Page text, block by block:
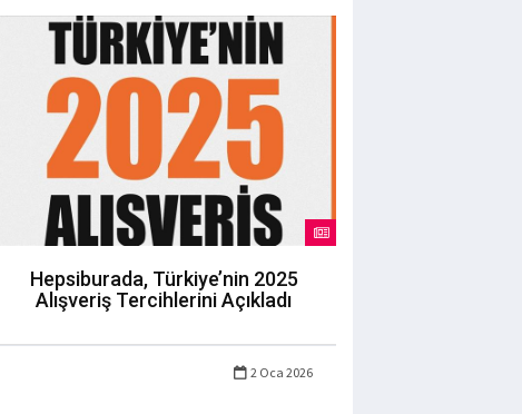
Hepsiburada, Türkiye’nin 2025
Alışveriş Tercihlerini Açıkladı
2 Oca 2026